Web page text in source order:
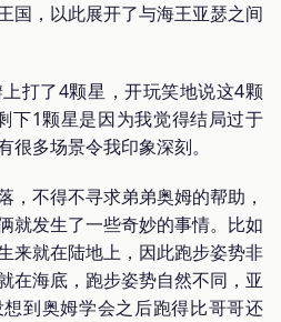
国，以此展开了与海王亚瑟之间
打了4颗星，开玩笑地说这4颗
下1颗星是因为我觉得结局过于
多场景令我印象深刻。
，不得不寻求弟弟奥姆的帮助，
就发生了一些奇妙的事情。比如
来就在陆地上，因此跑步姿势非
在海底，跑步姿势自然不同，亚
到奥姆学会之后跑得比哥哥还